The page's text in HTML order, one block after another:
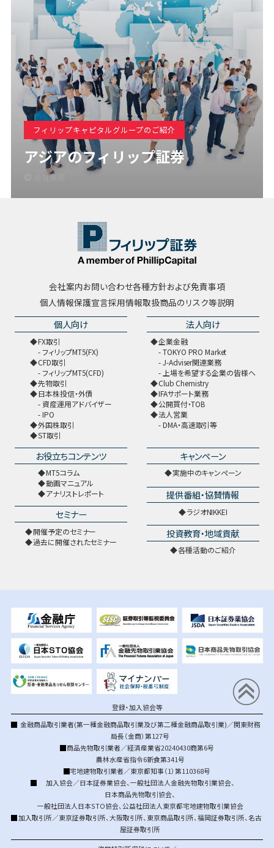
フィリップキャピタルグループのご紹介
アジアのフィリップ証券
会社概要
会社案内お問い合わせ各種方針および免責事項
個人情報保護宣言採用情報取扱商品のリスク等説明
個人向け
FX取引
フィリップMT5(FX)
CFD取引
フィリップMT5(CFD)
先物取引
日本株投信・外債
資産運用アドバイザー
IPO
外国株取引
ST取引
法人向け
企業金融
TOKYO PRO Market
J-Adviser関連業務
上場を希望する企業の皆様へ
Club Chemistry
IFAサポート業務
公開買付・TOB
法人営業
DMA・高速取引等
お役立ちコンテンツ
MT5コラム
動画マニュアル
アナリストレポート
セミナー
開催予定のセミナー
過去に開催されたセミナー
キャンペーン
実施中のキャンペーン
提供番組・協賛情報
ラジオNIKKEI
投資教育・地域貢献
各種活動のご紹介
登録・加入協会等
金融商品取引業者(第一種金融商品取引業及び第二種金融商品取引業)／関東財務
局長（金商）第127号
商品先物取引業者／経済産業省20240430商第6号
農林水産省指令6新食第341号
宅地建物取引業者／東京都知事（1）第110368号
加入協会／日本証券業協会、 一般社団法人金融先物取引業協会、
日本商品先物取引協会、
一般社団法人日本STO協会、 公益社団法人東京都宅地建物取引業協会
加入取引所／東京証券取引所、大阪取引所、 東京商品取引所、福岡証券取引所、名古
屋証券取引所